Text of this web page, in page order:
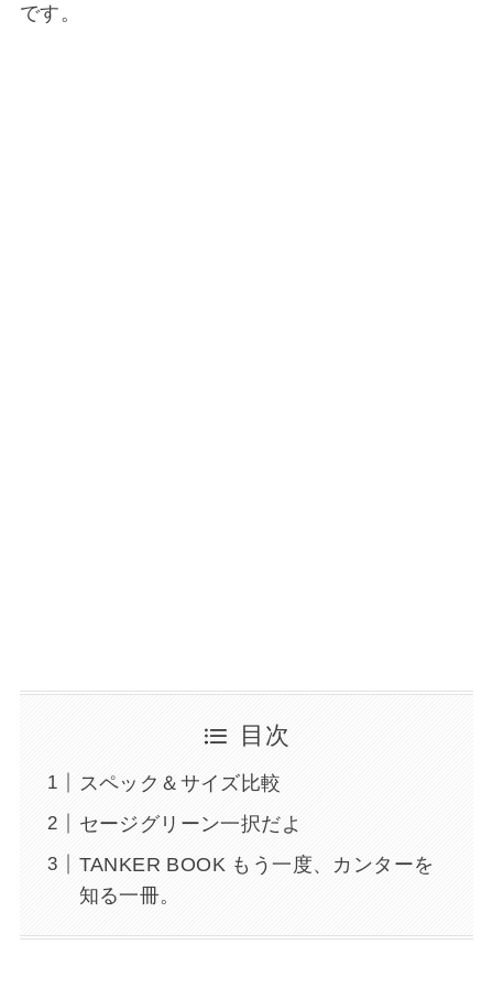
です。
目次
スペック＆サイズ比較
セージグリーン一択だよ
TANKER BOOK もう一度、カンターを
知る一冊。